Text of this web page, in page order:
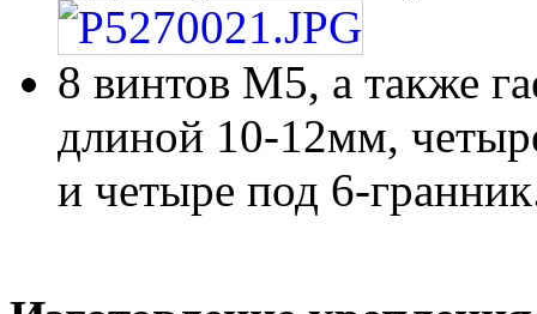
8 винтов М5, а также
длиной 10-12мм,
и четыре под 6-